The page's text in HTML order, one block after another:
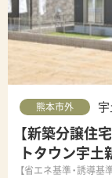
熊本市外
【新築分譲住
トタウン宇
【省エネ基準・誘導基